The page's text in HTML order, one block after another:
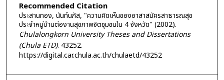
Recommended Citation
ประสานทอง, นันท์นภัส, "ความคิดเห็นของอาสาสมัครสาธารณสุข
ประจำหมู่บ้านต่องานสุขภาพจิตชุมชนใน 4 จังหวัด" (2002).
Chulalongkorn University Theses and Dissertations
(Chula ETD). 43252.
https://digital.car.chula.ac.th/chulaetd/43252